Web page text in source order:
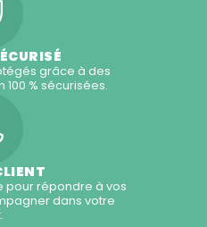
grâce à des
% sécurisées.
pour répondre à vos
dans votre